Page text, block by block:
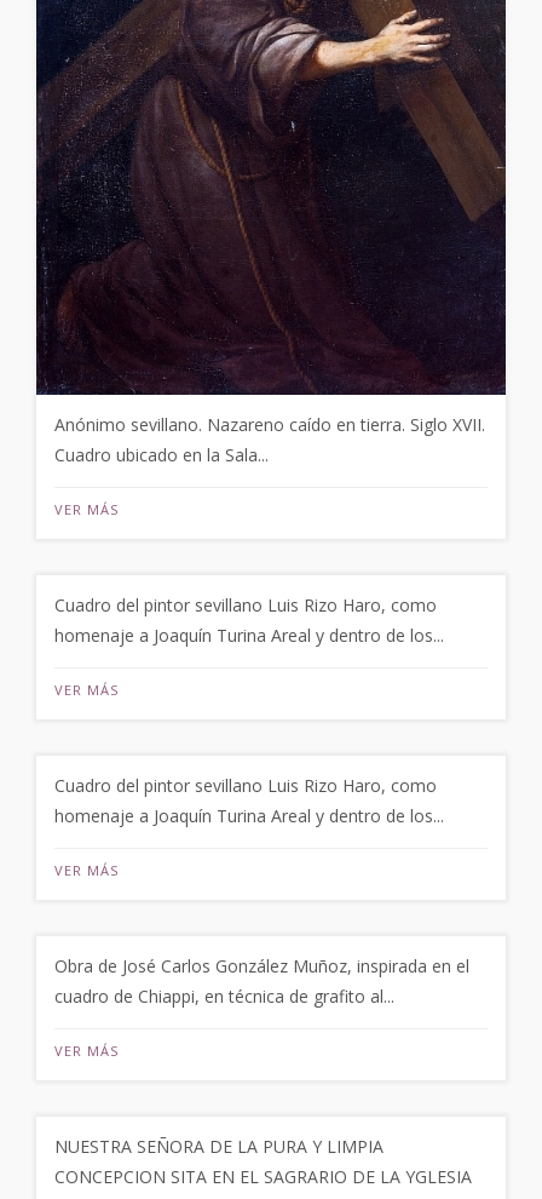
Anónimo sevillano. Nazareno caído en tierra. Siglo XVII.
Cuadro ubicado en la Sala...
VER MÁS
Cuadro del pintor sevillano Luis Rizo Haro, como
homenaje a Joaquín Turina Areal y dentro de los...
VER MÁS
Cuadro del pintor sevillano Luis Rizo Haro, como
homenaje a Joaquín Turina Areal y dentro de los...
VER MÁS
Obra de José Carlos González Muñoz, inspirada en el
cuadro de Chiappi, en técnica de grafito al...
VER MÁS
NUESTRA SEÑORA DE LA PURA Y LIMPIA
CONCEPCION SITA EN EL SAGRARIO DE LA YGLESIA